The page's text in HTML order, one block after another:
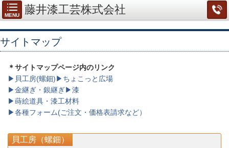
MENU 藤井漆工芸株式会社
サイトマップ
＊サイトマップページ内のリンク
▶貝工房(螺鈿)▶ちょこっと広場
▶金継ぎ・銀継ぎ▶漆
▶蒔絵道具・漆工材料
▶各種フォーム(ご注文・価格表請求など）
貝工房（螺鈿）